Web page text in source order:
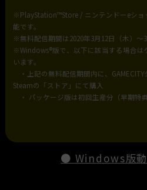
※PlayStation™Store / ニンテンドーeショ
能です。
※無料配信期間は2020年3月12日（木）～
※Windows®版で、以下に該当する場合は
います。
・上記の無料配信期間内に、
Steamの「ストア」にて購入
・ パッケージ版は初回生産分（早期特
● Windows版動